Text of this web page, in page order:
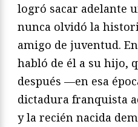
logró sacar adelante
nunca olvidó la
amigo de juventud.
habló de él a su hijo,
después —en esa
dictadura franquista
y la recién nacida